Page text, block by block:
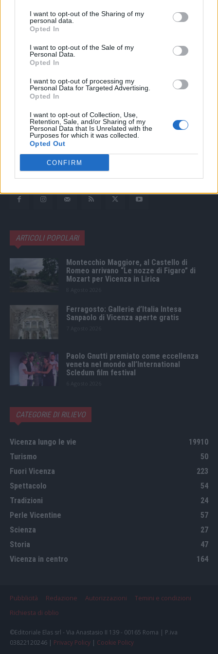
I want to opt-out of the Sharing of my
personal data.
Opted In
I want to opt-out of the Sale of my
Personal Data.
Opted In
I want to opt-out of processing my
Personal Data for Targeted Advertising.
Opted In
I want to opt-out of Collection, Use,
Retention, Sale, and/or Sharing of my
Personal Data that Is Unrelated with the
Purposes for which it was collected.
Opted Out
CONFIRM
Quotidiano web del bello e sul buono di Vicenza e dintorni
redazione@laltravicenza.it
Pubblicità
laltravicenza@laltravicenza.it
Amministrazione
ARTICOLI POPOLARI
Montecchio Maggiore, al Castello di
Romeo arrivano “Le nozze di Figaro” di
Mozart per Vicenza in Lirica
Ferragosto: Gallerie d’Italia Intesa
Sanpaolo di Vicenza aperte gratis
Paolo Gnutti premiato come eccellenza
veneta nel mondo all’International
Scledum film festival
CATEGORIE DI RILIEVO
Vicenza lungo le vie
19910
Turismo
50
Fuori Vicenza
223
Spettacolo
54
Tradizioni
24
Perle Vicentine
57
Scienza
27
Storia
47
Vicenza in centro
164
Pubblicità Redazione Autorizzazioni
Temini e condizioni
Richiesta di oblio
©Editoriale Elas srl - Via Anastasio II 139 - 00165 Roma | P.iva
03822120246 | Privacy Policy | Cookie Policy